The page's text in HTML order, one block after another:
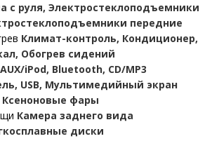
с руля, Электростеклоподъемники
передние
Климат-контроль, Кондиционер,
Обогрев сидений
AUX/iPod, Bluetooth, CD/MP3
USB, Мультимедийный экран
Ксеноновые фары
Камера заднего вида
диски